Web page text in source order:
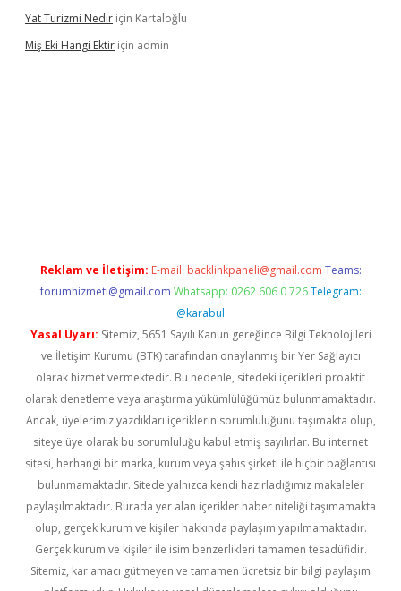
Yat Turizmi Nedir için Kartaloğlu
Miş Eki Hangi Ektir için admin
Reklam ve İletişim: E-mail: backlinkpaneli@gmail.com Teams:
forumhizmeti@gmail.com Whatsapp: 0262 606 0 726 Telegram:
@karabul
Yasal Uyarı: Sitemiz, 5651 Sayılı Kanun gereğince Bilgi Teknolojileri
ve İletişim Kurumu (BTK) tarafından onaylanmış bir Yer Sağlayıcı
olarak hizmet vermektedir. Bu nedenle, sitedeki içerikleri proaktif
olarak denetleme veya araştırma yükümlülüğümüz bulunmamaktadır.
Ancak, üyelerimiz yazdıkları içeriklerin sorumluluğunu taşımakta olup,
siteye üye olarak bu sorumluluğu kabul etmiş sayılırlar. Bu internet
sitesi, herhangi bir marka, kurum veya şahıs şirketi ile hiçbir bağlantısı
bulunmamaktadır. Sitede yalnızca kendi hazırladığımız makaleler
paylaşılmaktadır. Burada yer alan içerikler haber niteliği taşımamakta
olup, gerçek kurum ve kişiler hakkında paylaşım yapılmamaktadır.
Gerçek kurum ve kişiler ile isim benzerlikleri tamamen tesadüfidir.
Sitemiz, kar amacı gütmeyen ve tamamen ücretsiz bir bilgi paylaşım